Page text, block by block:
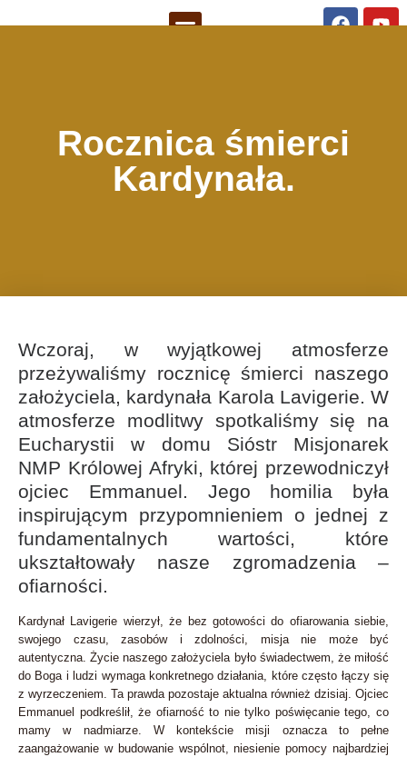
Rocznica śmierci
Kardynała.
Wczoraj, w wyjątkowej atmosferze
przeżywaliśmy rocznicę śmierci naszego
założyciela, kardynała Karola Lavigerie. W
atmosferze modlitwy spotkaliśmy się na
Eucharystii w domu Sióstr Misjonarek
NMP Królowej Afryki, której przewodniczył
ojciec Emmanuel. Jego homilia była
inspirującym przypomnieniem o jednej z
fundamentalnych wartości, które
ukształtowały nasze zgromadzenia –
ofiarności.
Kardynał Lavigerie wierzył, że bez gotowości do ofiarowania siebie,
swojego czasu, zasobów i zdolności, misja nie może być
autentyczna. Życie naszego założyciela było świadectwem, że miłość
do Boga i ludzi wymaga konkretnego działania, które często łączy się
z wyrzeczeniem. Ta prawda pozostaje aktualna również dzisiaj. Ojciec
Emmanuel podkreślił, że ofiarność to nie tylko poświęcanie tego, co
mamy w nadmiarze. W kontekście misji oznacza to pełne
zaangażowanie w budowanie wspólnot, niesienie pomocy najbardziej